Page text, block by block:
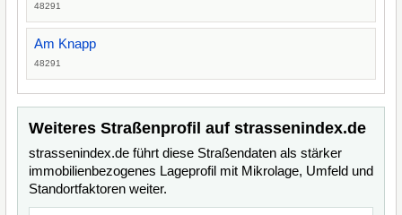
48291
Am Knapp
48291
Weiteres Straßenprofil auf strassenindex.de
strassenindex.de führt diese Straßendaten als stärker
immobilienbezogenes Lageprofil mit Mikrolage, Umfeld und
Standortfaktoren weiter.